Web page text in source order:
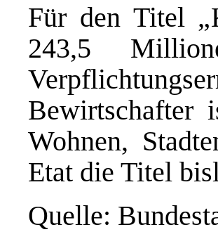
Für den Titel
243,5
Bewirtschafter
Wohnen,
Etat die Titel
Quelle: